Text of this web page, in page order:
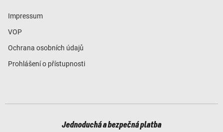
Impressum
VOP
Ochrana osobních údajů
Prohlášení o přístupnosti
Jednoduchá a bezpečná platba